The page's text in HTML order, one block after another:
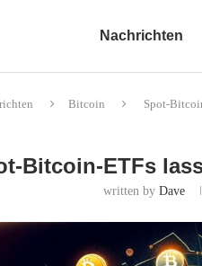
Nachrichten
Bitcoin Spot-
Bitcoin-ETFs
written byDave